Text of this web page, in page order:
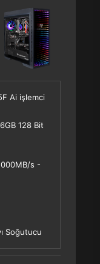
Ai işlemci
128 Bit
s -
Soğutucu